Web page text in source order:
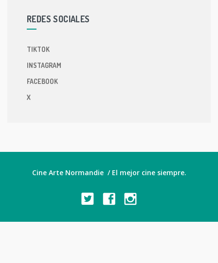
REDES SOCIALES
TIKTOK
INSTAGRAM
FACEBOOK
X
Cine Arte Normandie / El mejor cine siempre.